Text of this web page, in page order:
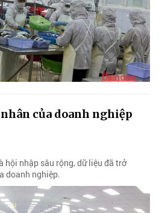
của doanh nghiệp
hội nhập sâu rộng, dữ liệu đã trở
doanh nghiệp.